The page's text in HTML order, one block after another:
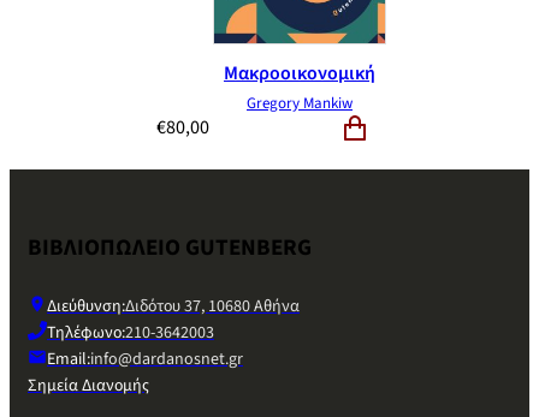
Μακροοικονομική
Gregory Mankiw
€80,00
ΒΙΒΛΙΟΠΩΛΕΙΟ GUTENBERG
Διεύθυνση:Διδότου 37, 10680 Αθήνα
Τηλέφωνο:210-3642003
Email:info@dardanosnet.gr
Σημεία Διανομής